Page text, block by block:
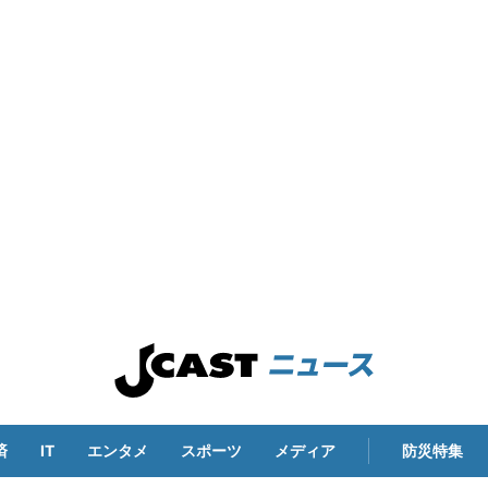
IT エンタメ スポーツ メディア 防災特集